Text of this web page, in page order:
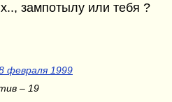
зампотылу или тебя ?
февраля 1999
– 19